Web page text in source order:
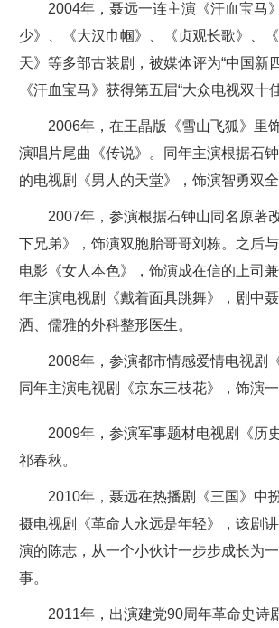
2004年，聂远一连主演《汗血宝马
少》、《大汉巾帼》、《贞观长歌》、
天》等多部古装剧，被媒体评为“中国新
《汗血宝马》获得第五届“大众电视双十佳
2006年，在王晶版《雪山飞狐》里
演唱片尾曲《传说》。同年主演根据石
的电视剧《男人的天堂》，饰演智勇双全
2007年，参演根据石钟山同名原著
下兄弟》，饰演双胞胎哥哥刘栋。之后
电影《女人本色》，饰演成在信的上司
年主演电视剧《戴着面具跳舞》，剧中
洒、儒雅的外科整形医生。
2008年，参演都市情感爱情电视剧
同年主演电视剧《京东三枝花》，饰演一
2009年，参演军事题材电视剧《历
祁春秋。
2010年，聂远在热播剧《三国》中
摄电视剧《革命人永远是年轻》，该剧
演的陈志，从一个小伙计一步步成长为
事。
2011年，出演建党90周年革命史诗